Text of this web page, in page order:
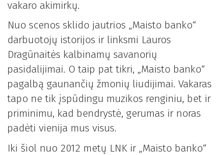
vakaro akimirkų.
Nuo scenos sklido jautrios „Maisto banko“
darbuotojų istorijos ir linksmi Lauros
Dragūnaitės kalbinamų savanorių
pasidalijimai. O taip pat tikri, „Maisto banko“
pagalbą gaunančių žmonių liudijimai. Vakaras
tapo ne tik įspūdingu muzikos renginiu, bet ir
priminimu, kad bendrystė, gerumas ir noras
padėti vienija mus visus.
Iki šiol nuo 2012 metų LNK ir „Maisto banko“